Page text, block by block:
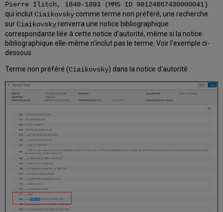
Pierre Ilitch, 1840-1893 (MMS ID 98124867430000041)
qui inclutCiaikovsky comme terme non préféré, une recherche
surCiaikovsky renverra une notice bibliographique
correspondante liée à cette notice d'autorité, même si la notice
bibliographique elle-même n'inclut pas le terme. Voir l'exemple ci-
dessous.
Terme non préféré (Ciaikovsky) dans la notice d'autorité :